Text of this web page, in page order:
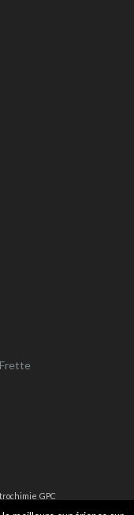
GPC